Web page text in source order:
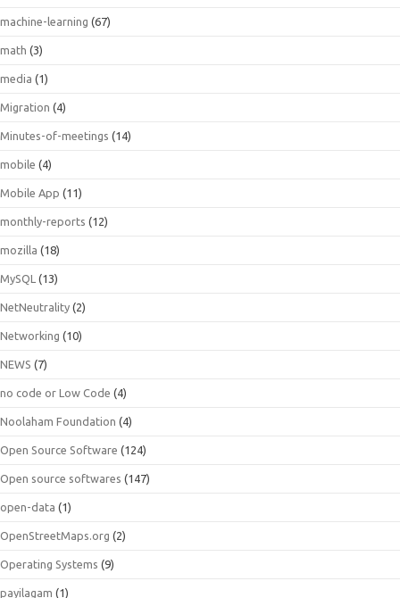
machine-learning (67)
math (3)
media (1)
Migration (4)
Minutes-of-meetings (14)
mobile (4)
Mobile App (11)
monthly-reports (12)
mozilla (18)
MySQL (13)
NetNeutrality (2)
Networking (10)
NEWS (7)
no code or Low Code (4)
Noolaham Foundation (4)
Open Source Software (124)
Open source softwares (147)
open-data (1)
OpenStreetMaps.org (2)
Operating Systems (9)
payilagam (1)